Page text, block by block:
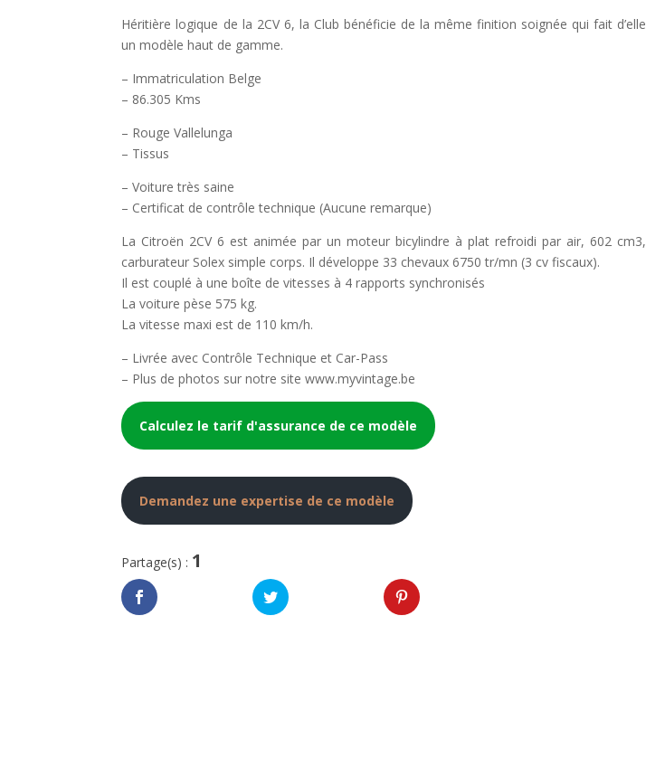
Héritière logique de la 2CV 6, la Club bénéficie de la même finition soignée qui fait d’elle
un modèle haut de gamme.
– Immatriculation Belge
– 86.305 Kms
– Rouge Vallelunga
– Tissus
– Voiture très saine
– Certificat de contrôle technique (Aucune remarque)
La Citroën 2CV 6 est animée par un moteur bicylindre à plat refroidi par air, 602 cm3,
carburateur Solex simple corps. Il développe 33 chevaux 6750 tr/mn (3 cv fiscaux).
Il est couplé à une boîte de vitesses à 4 rapports synchronisés
La voiture pèse 575 kg.
La vitesse maxi est de 110 km/h.
– Livrée avec Contrôle Technique et Car-Pass
– Plus de photos sur notre site www.myvintage.be
Calculez le tarif d'assurance de ce modèle
Demandez une expertise de ce modèle
Partage(s) : 1